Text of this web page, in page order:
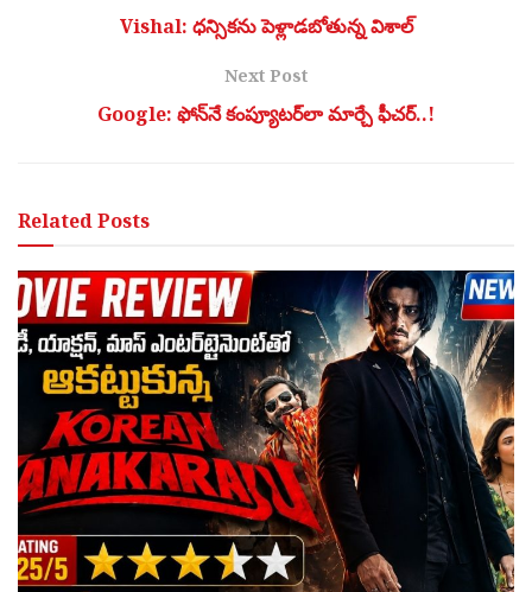
Vishal: ధన్సికను పెళ్లాడబోతున్న విశాల్‌
Next Post
Google: ఫోన్‌నే కంప్యూటర్‌లా మార్చే ఫీచర్..!
RelatedPosts